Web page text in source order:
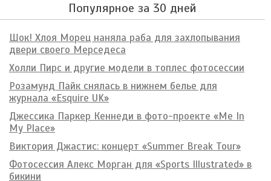
Популярное за 30 дней
Шок! Хлоя Морец наняла раба для захлопывания
двери своего Мерседеса
Холли Пирс и другие модели в топлес фотосессии
Розамунд Пайк снялась в нижнем белье для
журнала «Esquire UK»
Джессика Паркер Кеннеди в фото-проекте «Me In
My Place»
Виктория Джастис: концерт «Summer Break Tour»
Фотосессия Алекс Морган для «Sports Illustrated» в
бикини